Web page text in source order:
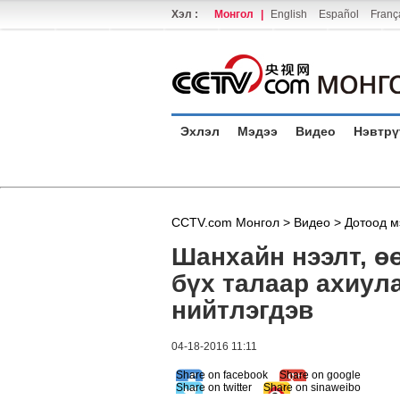
Хэл : Монгол English Español
Эхлэл Мэдээ Видео
CCTV.com Монгол > Видео > Дотоод
Шанхайн нээлт,
бүх талаар
нийтлэгдэв
04-18-2016 11:11
Share on facebook
Share on google
Share on twitter
Share on sinaweibo